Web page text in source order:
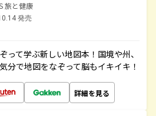
旅と健康
発売
って学ぶ新しい地図本！国境や州、
分で地図をなぞって脳もイキイキ！
詳細を見る